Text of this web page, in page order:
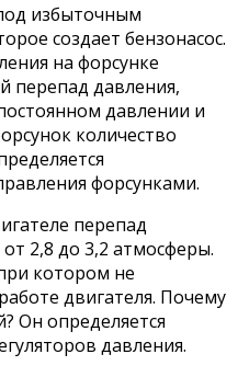
избыточным
создает бензонасос.
на форсунке
перепад давления,
давлении и
количество
форсунками.
перепад
2,8 до 3,2 атмосферы.
котором не
двигателя. Почему
Он определяется
давления.